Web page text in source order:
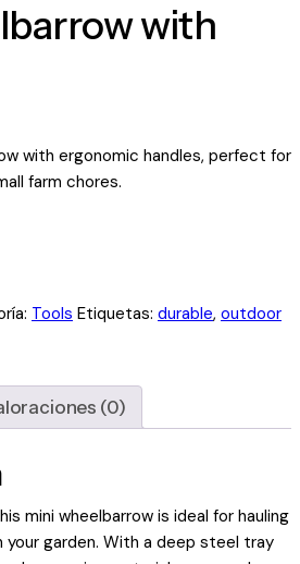
with
with ergonomic handles, perfect for
farm chores.
Tools Etiquetas: durable, outdoor
(0)
mini wheelbarrow is ideal for hauling
your garden. With a deep steel tray